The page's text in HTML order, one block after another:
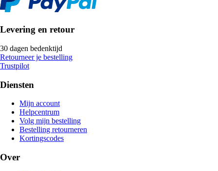
Levering en retour
30 dagen bedenktijd
Retourneer je bestelling
Trustpilot
Diensten
Mijn account
Helpcentrum
Volg mijn bestelling
Bestelling retourneren
Kortingscodes
Over